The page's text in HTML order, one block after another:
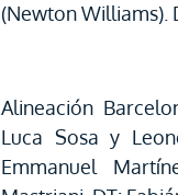
(Newton Williams).
Alineación
Luca Sosa y
Emmanuel